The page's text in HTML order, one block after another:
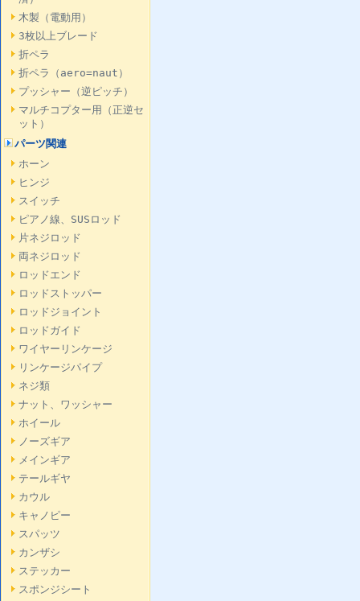
木製（電動用）
3枚以上ブレード
折ペラ
折ペラ（aero=naut）
プッシャー（逆ピッチ）
マルチコプター用（正逆セ
ット）
パーツ関連
ホーン
ヒンジ
スイッチ
ピアノ線、SUSロッド
片ネジロッド
両ネジロッド
ロッドエンド
ロッドストッパー
ロッドジョイント
ロッドガイド
ワイヤーリンケージ
リンケージパイプ
ネジ類
ナット、ワッシャー
ホイール
ノーズギア
メインギア
テールギヤ
カウル
キャノピー
スパッツ
カンザシ
ステッカー
スポンジシート